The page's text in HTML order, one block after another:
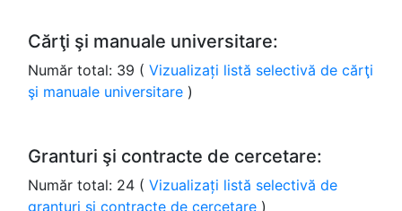
Cărţi şi manuale universitare:
Număr total: 39 ( Vizualizați listă selectivă de cărţi
şi manuale universitare )
Granturi şi contracte de cercetare:
Număr total: 24 ( Vizualizați listă selectivă de
granturi şi contracte de cercetare )